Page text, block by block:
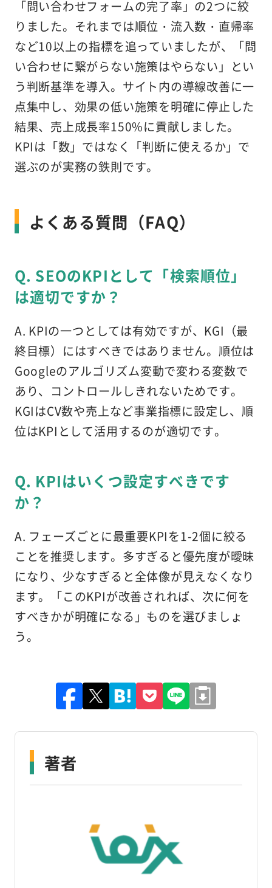
「問い合わせフォームの完了率」の2つに絞
りました。それまでは順位・流入数・直帰率
など10以上の指標を追っていましたが、「問
い合わせに繋がらない施策はやらない」とい
う判断基準を導入。サイト内の導線改善に一
点集中し、効果の低い施策を明確に停止した
結果、売上成長率150%に貢献しました。
KPIは「数」ではなく「判断に使えるか」で
選ぶのが実務の鉄則です。
よくある質問（FAQ）
Q. SEOのKPIとして「検索順位」
は適切ですか？
A. KPIの一つとしては有効ですが、KGI（最
終目標）にはすべきではありません。順位は
Googleのアルゴリズム変動で変わる変数で
あり、コントロールしきれないためです。
KGIはCV数や売上など事業指標に設定し、順
位はKPIとして活用するのが適切です。
Q. KPIはいくつ設定すべきです
か？
A. フェーズごとに最重要KPIを1-2個に絞る
ことを推奨します。多すぎると優先度が曖昧
になり、少なすぎると全体像が見えなくなり
ます。「このKPIが改善されれば、次に何を
すべきかが明確になる」ものを選びましょ
う。
著者